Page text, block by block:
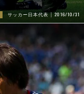
サッカー日本代表 2016/10/31